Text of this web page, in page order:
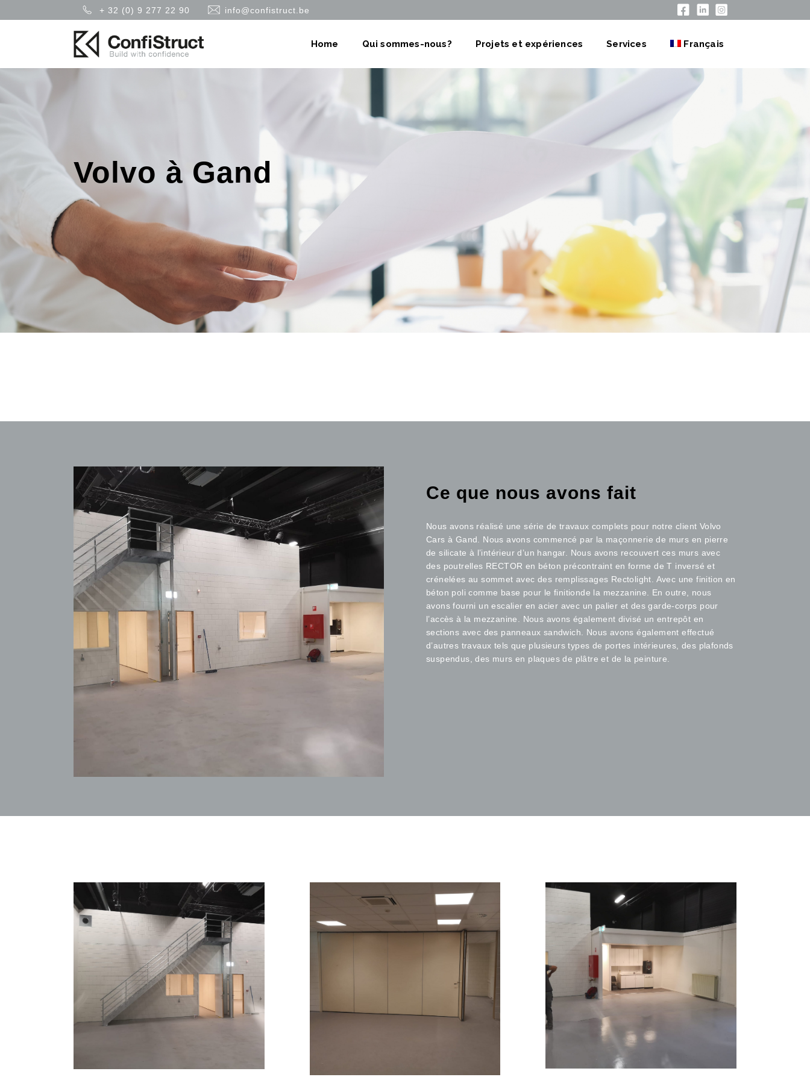
+ 32 (0) 9 277 22 90 info@confistruct.be
Home Qui sommes-nous? Projets et expériences Services Français
Volvo à Gand
Ce que nous avons fait
Nous avons réalisé une série de travaux complets pour notre client Volvo
Cars à Gand. Nous avons commencé par la maçonnerie de murs en pierre
de silicate à l’intérieur d’un hangar. Nous avons recouvert ces murs avec
des poutrelles RECTOR en béton précontraint en forme de T inversé et
crénelées au sommet avec des remplissages Rectolight. Avec une finition en
béton poli comme base pour le finitionde la mezzanine. En outre, nous
avons fourni un escalier en acier avec un palier et des garde-corps pour
l’accès à la mezzanine. Nous avons également divisé un entrepôt en
sections avec des panneaux sandwich. Nous avons également effectué
d’autres travaux tels que plusieurs types de portes intérieures, des plafonds
suspendus, des murs en plaques de plâtre et de la peinture.